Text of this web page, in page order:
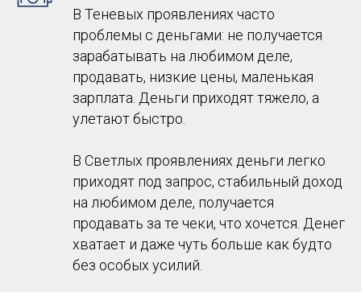
В Теневых проявлениях часто
проблемы с деньгами: не получается
зарабатывать на любимом деле,
продавать, низкие цены, маленькая
зарплата. Деньги приходят тяжело, а
улетают быстро.
В Светлых проявлениях деньги легко
приходят под запрос, стабильный доход
на любимом деле, получается
продавать за те чеки, что хочется. Денег
хватает и даже чуть больше как будто
без особых усилий.